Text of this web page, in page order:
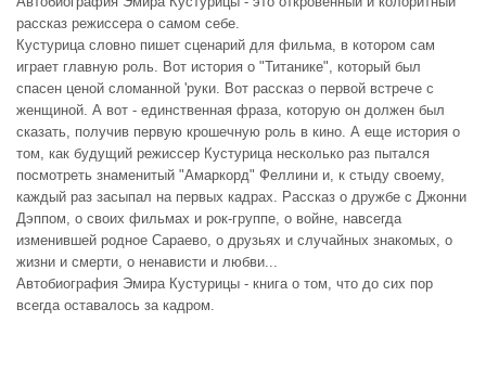
рассказ режиссера о самом себе.
Кустурица словно пишет сценарий для фильма, в котором сам
играет главную роль. Вот история о "Титанике", который был
спасен ценой сломанной 'руки. Вот рассказ о первой встрече с
женщиной. А вот - единственная фраза, которую он должен был
сказать, получив первую крошечную роль в кино. А еще история о
том, как будущий режиссер Кустурица несколько раз пытался
посмотреть знаменитый "Амаркорд" Феллини и, к стыду своему,
каждый раз засыпал на первых кадрах. Рассказ о дружбе с Джонни
Дэппом, о своих фильмах и рок-группе, о войне, навсегда
изменившей родное Сараево, о друзьях и случайных знакомых, о
жизни и смерти, о ненависти и любви...
Автобиография Эмира Кустурицы - книга о том, что до сих пор
всегда оставалось за кадром.